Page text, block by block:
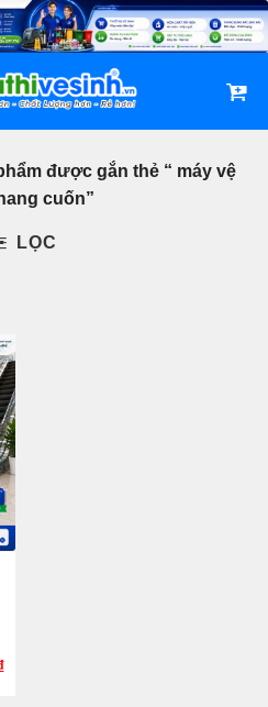
được gắn thẻ “ máy vệ
cuốn”
LỌC